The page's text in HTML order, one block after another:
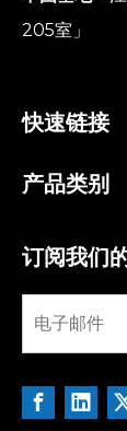
205室」
快速链接
产品类别
订阅我们